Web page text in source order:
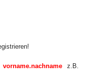
vorname.nachname z.B.